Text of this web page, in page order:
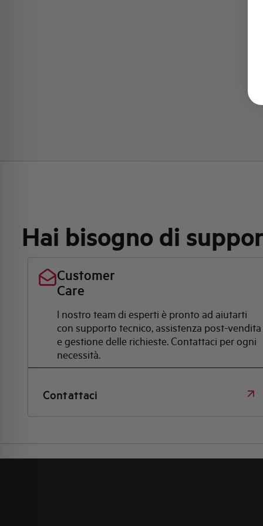
Hai bisogno di
Customer
Care
l nostro team di esperti è pronto ad aiutarti
con supporto tecnico, assistenza post-vendita
e gestione delle richieste. Contattaci per ogni
necessità.
Contattaci